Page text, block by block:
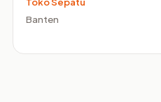
Banten